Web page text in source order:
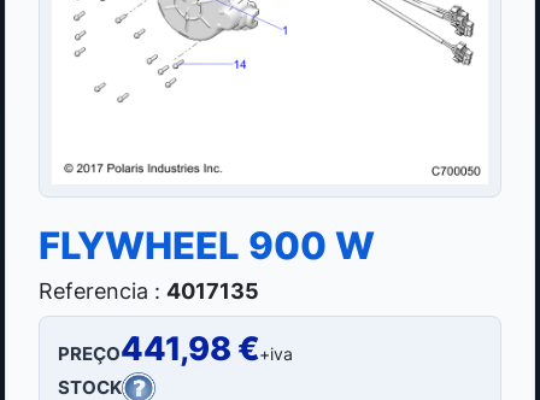
FLYWHEEL 900 W
Referencia : 4017135
PREÇO441,98 €+iva
STOCK